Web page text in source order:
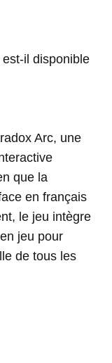
il disponible
Arc, une
que la
en français
le jeu intègre
jeu pour
de tous les